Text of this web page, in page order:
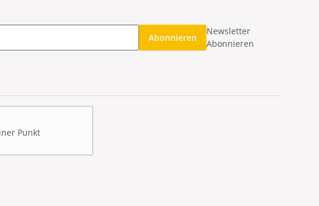
Abonnieren
Newsletter
Abonnieren